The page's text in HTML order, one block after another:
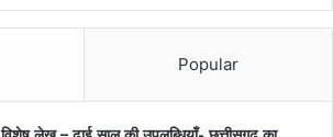
Popular